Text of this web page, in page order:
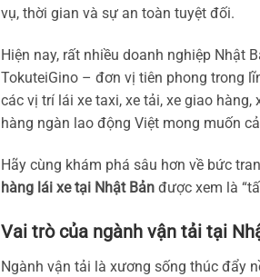
vụ, thời gian và sự an toàn tuyệt đối.
Hiện nay, rất nhiều doanh nghiệp Nhật
TokuteiGino – đơn vị tiên phong trong
các vị trí lái xe taxi, xe tải, xe giao
hàng ngàn lao động Việt mong muốn
Hãy cùng khám phá sâu hơn về bức
hàng lái xe tại Nhật Bản được xem là
Vai trò của ngành vận tải tại
Ngành vận tải là xương sống thúc đẩy